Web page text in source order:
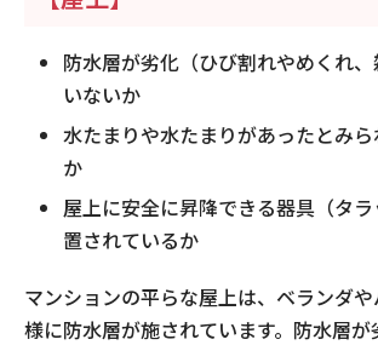
防水層が劣化（ひび割れやめくれ
いないか
水たまりや水たまりがあったとみ
か
屋上に安全に昇降できる器具（タ
置されているか
マンションの平らな屋上は、ベランダ
様に防水層が施されています。防水層が